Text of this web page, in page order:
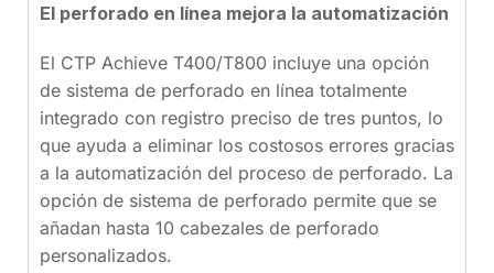
El perforado en línea mejora la automatización
El CTP Achieve T400/T800 incluye una opción
de sistema de perforado en línea totalmente
integrado con registro preciso de tres puntos, lo
que ayuda a eliminar los costosos errores gracias
a la automatización del proceso de perforado. La
opción de sistema de perforado permite que se
añadan hasta 10 cabezales de perforado
personalizados.